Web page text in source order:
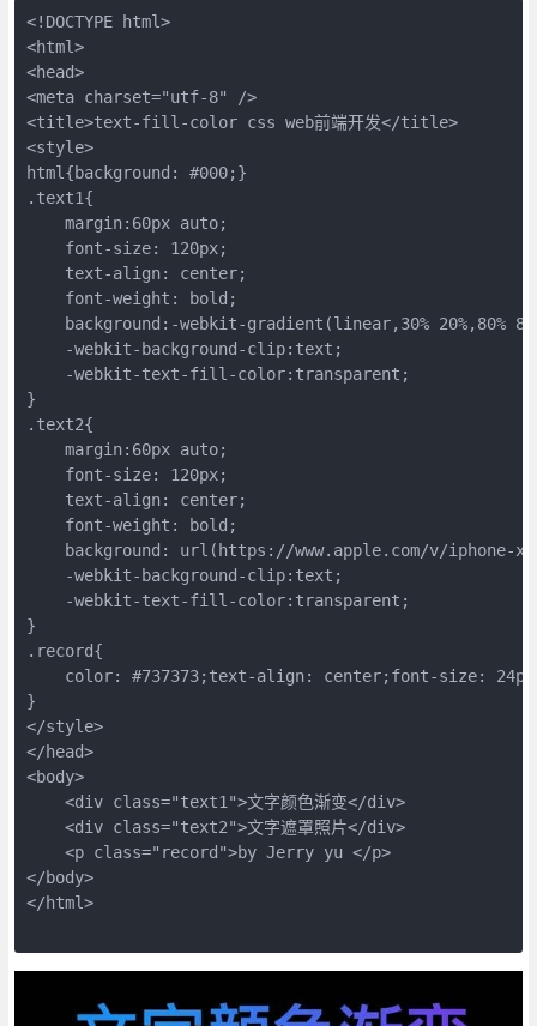
<!DOCTYPE html>
<html>
<head>
<meta charset="utf-8" />
<title>text-fill-color css web前端开发</title>
<style>
html{background: #000;}
.text1{
    margin:60px auto;
    font-size: 120px;
    text-align: center;
    font-weight: bold;
background:-webkit-gradient(linear,30% 20%,80%
    -webkit-background-clip:text;
    -webkit-text-fill-color:transparent;
}
.text2{
    margin:60px auto;
    font-size: 120px;
    text-align: center;
    font-weight: bold;
background: url(https://www.apple.com/v/iphone-
    -webkit-background-clip:text;
    -webkit-text-fill-color:transparent;
}
.record{
color: #737373;text-align: center;font-size:
}
</style>
</head>
<body>
    <div class="text1">文字颜色渐变</div>
    <div class="text2">文字遮罩照片</div>
    <p class="record">by Jerry yu </p>
</body>
</html>